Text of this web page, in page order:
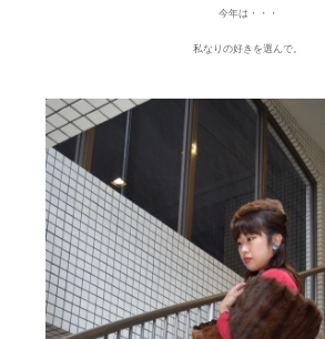
今年は・・・
私なりの好きを選んで。